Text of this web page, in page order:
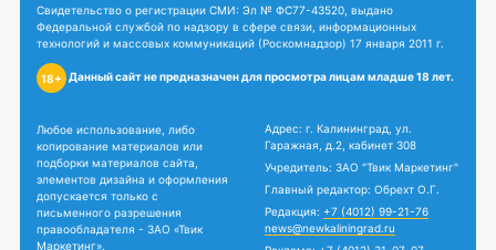
Свидетельство о регистрации СМИ: Эл № ФС77-43520, выдано
Федеральной службой по надзору в сфере связи, информационных
технологий и массовых коммуникаций (Роскомнадзор) 17 января 2011 г.
18+ Данный сайт не предназначен для просмотра лицам младше 18 лет.
Любое использование, либо
копирование материалов или
подборки материалов сайта,
элементов дизайна и оформления
допускается только с
письменного разрешения
правообладателя - ЗАО «Твик
Маркетинг».
Адрес: г. Калининград, ул.
Гаражная, д.2, кабинет 308
Учредитель: ЗАО "Твик Маркетинг"
Главный редактор: Обрехт О.Г.
Редакция: +7 (4012) 99-21-76
news@newkaliningrad.ru